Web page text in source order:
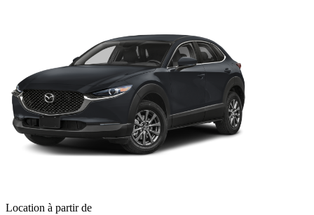
Location à partir de